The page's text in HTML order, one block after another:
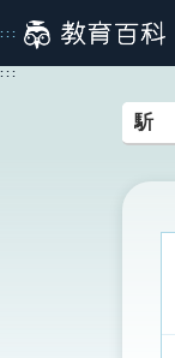
到
主
:::
:::